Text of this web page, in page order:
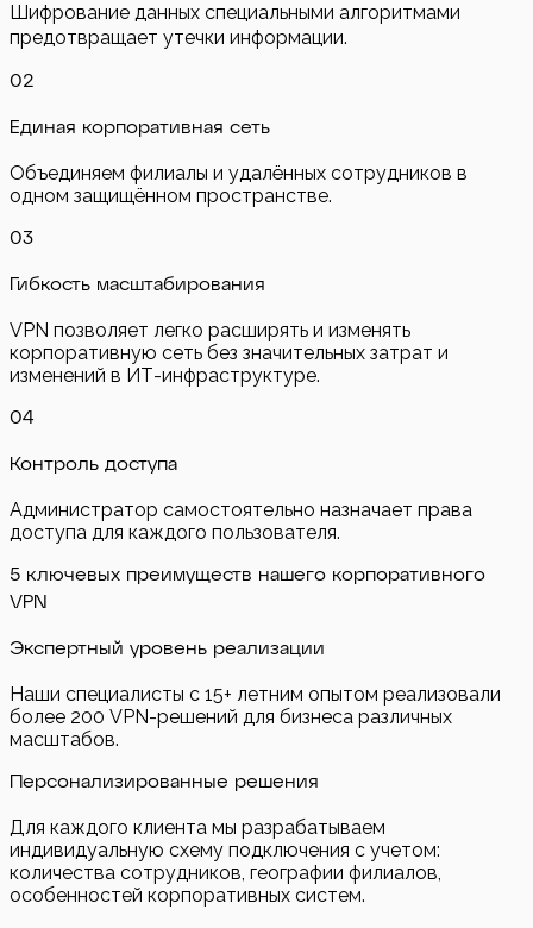
Шифрование данных специальными алгоритмами
предотвращает утечки информации.
02
Единая корпоративная сеть
Объединяем филиалы и удалённых сотрудников в
одном защищённом пространстве.
03
Гибкость масштабирования
VPN позволяет легко расширять и изменять
корпоративную сеть без значительных затрат и
изменений в ИТ-инфраструктуре.
04
Контроль доступа
Администратор самостоятельно назначает права
доступа для каждого пользователя.
5 ключевых преимуществ нашего корпоративного
VPN
Экспертный уровень реализации
Наши специалисты с 15+ летним опытом реализовали
более 200 VPN-решений для бизнеса различных
масштабов.
Персонализированные решения
Для каждого клиента мы разрабатываем
индивидуальную схему подключения с учетом:
количества сотрудников, географии филиалов,
особенностей корпоративных систем.